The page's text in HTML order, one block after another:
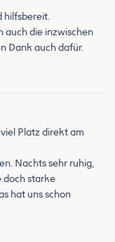
hilfsbereit.
auch die inzwischen
Dank auch dafür.
Platz direkt am
Nachts sehr ruhig,
doch starke
hat uns schon